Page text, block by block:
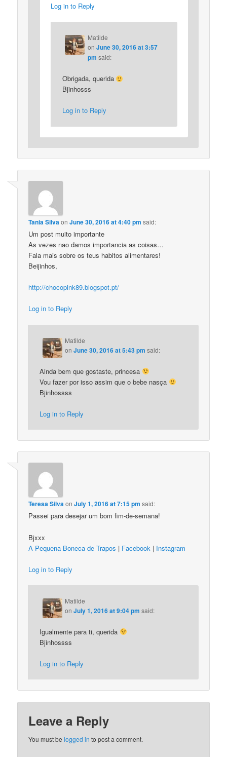
Log in to Reply
Matilde
on June 30, 2016 at 3:57
pm said:
Obrigada, querida
Bjinhosss
Log in to Reply
Tania SilvaonJune 30, 2016 at 4:40 pm said:
Um post muito importante
As vezes nao damos importancia as coisas…
Fala mais sobre os teus habitos alimentares!
Beijinhos,
http://chocopink89.blogspot.pt/
Log in to Reply
Matilde
onJune 30, 2016 at 5:43 pm said:
Ainda bem que gostaste, princesa
Vou fazer por isso assim que o bebe nasça
Bjinhossss
Log in to Reply
Teresa SilvaonJuly 1, 2016 at 7:15 pm said:
Passei para desejar um bom fim-de-semana!
Bjxxx
A Pequena Boneca de Trapos | Facebook | Instagram
Log in to Reply
Matilde
onJuly 1, 2016 at 9:04 pm said:
Igualmente para ti, querida
Bjinhossss
Log in to Reply
Leave a Reply
You must belogged in to post a comment.